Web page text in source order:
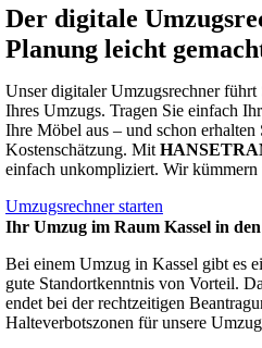
Der digitale
Planung leicht
Unser digitaler Umzugsrechner
Ihres Umzugs. Tragen Sie einfach
Ihre Möbel aus – und schon erhalten
Kostenschätzung. Mit
einfach unkompliziert. Wir kümmern
Umzugsrechner starten
Ihr Umzug im Raum Kassel in
Bei einem Umzug in Kassel gibt es
gute Standortkenntnis von Vorteil.
endet bei der rechtzeitigen
Halteverbotszonen für unsere